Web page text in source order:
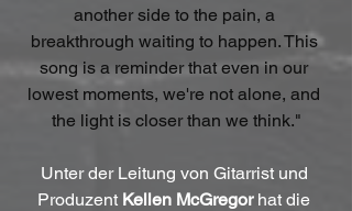
another side to the pain, a
breakthrough waiting to happen. This
song is a reminder that even in our
lowest moments, we're not alone, and
the light is closer than we think."
Unter der Leitung von Gitarrist und
Produzent Kellen McGregor hat die